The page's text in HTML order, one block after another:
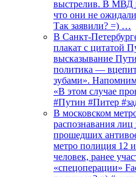
выстрелив. В МВД
что они не
Так заявили? =) …
В Санкт-
плакат с цитатой
высказывание
политика —
зубами».
«В этом случае
#Путин #Питер
В московском
распознавания
прошедших
метро полиция 12
человек, ранее
«спецоперации»